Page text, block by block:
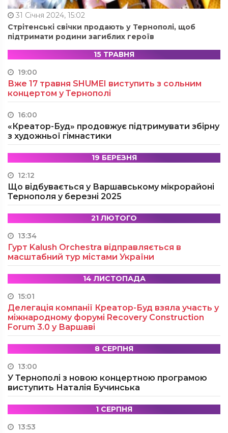
31 Січня 2024, 15:02
Стрітенські свічки продають у Тернополі, щоб
підтримати родини загиблих героїв
15 ТРАВНЯ
19:00
Вже 17 травня SHUMEI виступить з сольним
концертом у Тернополі
16:00
«Креатор-Буд» продовжує підтримувати збірну
з художньої гімнастики
19 БЕРЕЗНЯ
12:12
Що відбувається у Варшавському мікрорайоні
Тернополя у березні 2025
21 ЛЮТОГО
13:34
Гурт Kalush Orchestra відправляється в
масштабний тур містами України
14 ЛИСТОПАДА
15:01
Делегація компанії Креатор-Буд взяла участь у
міжнародному форумі Recovery Construction
Forum 3.0 у Варшаві
8 СЕРПНЯ
13:00
У Тернополі з новою концертною програмою
виступить Наталія Бучинська
1 СЕРПНЯ
13:53